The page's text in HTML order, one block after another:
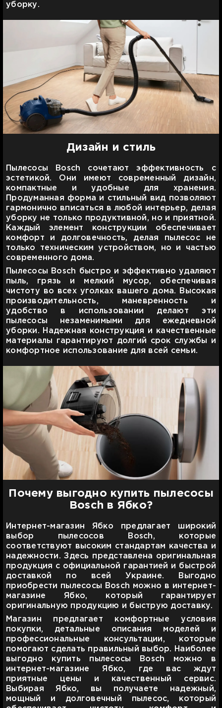
уборку.
Дизайн и стиль
Пылесосы Bosch сочетают эффективность с
эстетикой. Они имеют современный дизайн,
компактные и удобные для хранения.
Продуманная форма и стильный вид позволяют
гармонично вписаться в любой интерьер, делая
уборку не только продуктивной, но и приятной.
Каждый элемент конструкции обеспечивает
комфорт и долговечность, делая пылесос не
только техническим устройством, но и частью
современного дома.
Пылесосы Bosch быстро и эффективно удаляют
пыль, грязь и мелкий мусор, обеспечивая
чистоту во всех уголках вашего дома. Высокая
производительность, маневренность и
удобство в использовании делают эти
пылесосы незаменимыми для ежедневной
уборки. Надежная конструкция и качественные
материалы гарантируют долгий срок службы и
комфортное использование для всей семьи.
Почему выгодно купить пылесосы
Bosch в Ябко?
Интернет-магазин Ябко предлагает широкий
выбор пылесосов Bosch, которые
соответствуют высоким стандартам качества и
надежности. Здесь представлена оригинальная
продукция с официальной гарантией и быстрой
доставкой по всей Украине. Выгодно
приобрести пылесосы Bosch можно в интернет-
магазине Ябко, который гарантирует
оригинальную продукцию и быструю доставку.
Магазин предлагает комфортные условия
покупки, детальные описания моделей и
профессиональные консультации, которые
помогают сделать правильный выбор. Наиболее
выгодно купить пылесосы Bosch можно в
интернет-магазине Ябко, где вас ждут
приятные цены и качественный сервис.
Выбирая Ябко, вы получаете надежный,
мощный и долговечный пылесос, который